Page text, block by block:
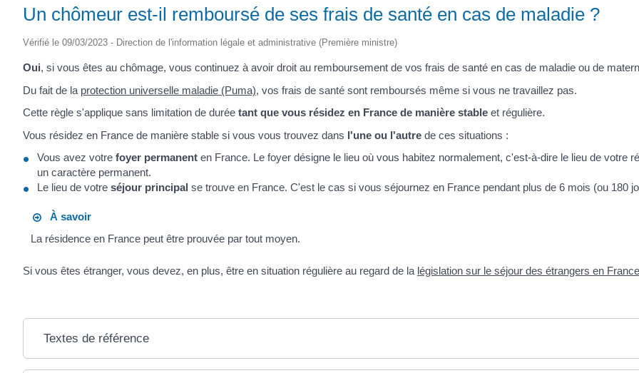
Un chômeur est-il remboursé de ses frais de santé en cas de maladie ?
Vérifié le 09/03/2023 - Direction de l'information légale et administrative (Première ministre)
Oui, si vous êtes au chômage, vous continuez à avoir droit au remboursement de vos frais de santé en cas de maladie ou de
Du fait de la protection universelle maladie (Puma), vos frais de santé sont remboursés même si vous ne travaillez pas.
Cette règle s'applique sans limitation de durée tant que vous résidez en France de manière stable et régulière.
Vous résidez en France de manière stable si vous vous trouvez dans l'une ou l'autre de ces situations :
Vous avez votre foyer permanent en France. Le foyer désigne le lieu où vous habitez normalement, c'est-à-dire le lieu de votre
un caractère permanent.
Le lieu de votre séjour principal se trouve en France. C'est le cas si vous séjournez en France pendant plus de 6 mois (ou 180
À savoir
La résidence en France peut être prouvée par tout moyen.
Si vous êtes étranger, vous devez, en plus, être en situation régulière au regard de la législation sur le séjour des étrangers en France
Textes de référence